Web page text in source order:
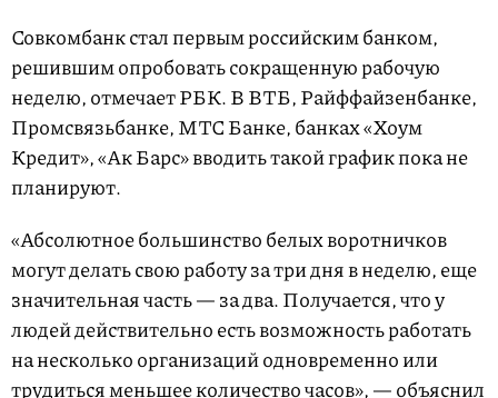
Совкомбанк стал первым российским банком,
решившим опробовать сокращенную рабочую
неделю, отмечает РБК. В ВТБ, Райффайзенбанке,
Промсвязьбанке, МТС Банке, банках «Хоум
Кредит», «Ак Барс» вводить такой график пока не
планируют.
«Абсолютное большинство белых воротничков
могут делать свою работу за три дня в неделю, еще
значительная часть — за два. Получается, что у
людей действительно есть возможность работать
на несколько организаций одновременно или
трудиться меньшее количество часов», — объяснил